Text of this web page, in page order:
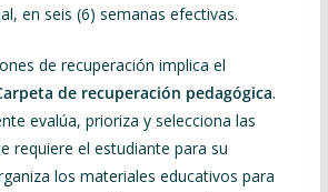
en seis (6) semanas efectivas.
de recuperación implica el
de recuperación pedagógica.
evalúa, prioriza y selecciona las
requiere el estudiante para su
los materiales educativos para